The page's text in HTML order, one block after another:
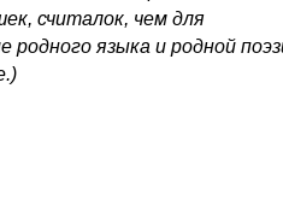
считалок, чем для
языка и родной